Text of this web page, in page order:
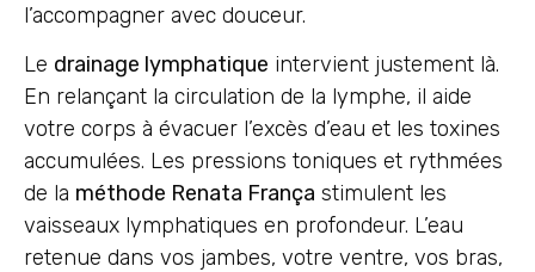
l’accompagner avec douceur.
Le drainage lymphatique intervient justement là.
En relançant la circulation de la lymphe, il aide
votre corps à évacuer l’excès d’eau et les toxines
accumulées. Les pressions toniques et rythmées
de la méthode Renata França stimulent les
vaisseaux lymphatiques en profondeur. L’eau
retenue dans vos jambes, votre ventre, vos bras,